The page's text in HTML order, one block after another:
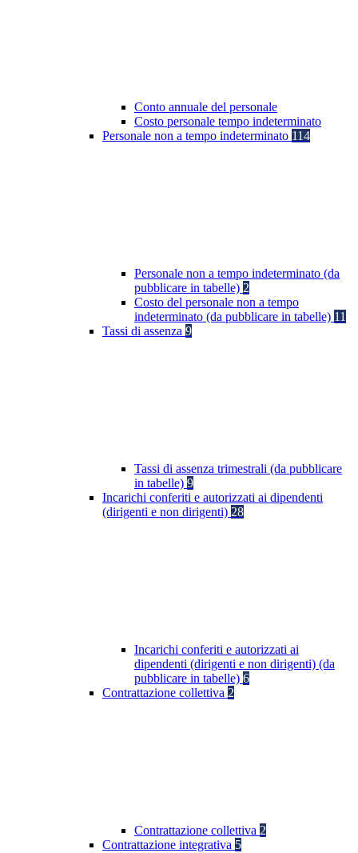
Conto annuale del personale
Costo personale tempo indeterminato
Personale non a tempo indeterminato 114
Personale non a tempo indeterminato (da
pubblicare in tabelle) 2
Costo del personale non a tempo
indeterminato (da pubblicare in tabelle) 11
Tassi di assenza 9
Tassi di assenza trimestrali (da pubblicare
in tabelle) 9
Incarichi conferiti e autorizzati ai dipendenti
(dirigenti e non dirigenti) 28
Incarichi conferiti e autorizzati ai
dipendenti (dirigenti e non dirigenti) (da
pubblicare in tabelle) 6
Contrattazione collettiva 2
Contrattazione collettiva 2
Contrattazione integrativa 5